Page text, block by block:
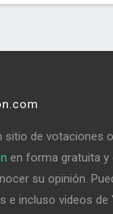
sitio de votaciones
en forma gratuita
su opinión.
e incluso videos de